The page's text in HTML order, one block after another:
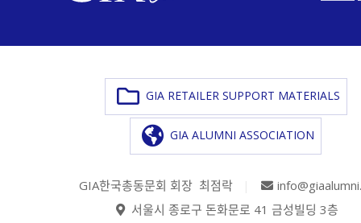
GIA RETAILER SUPPORT MATERIALS
GIA ALUMNI ASSOCIATION
GIA한국총동문회 회장 최점락
서울시 종로구 돈화문로 41 금성빌딩 3층